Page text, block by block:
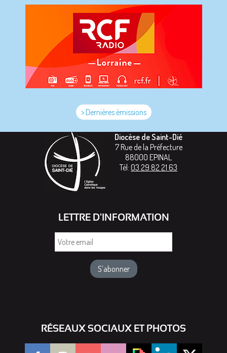
> Dernières émissions
Diocèse de Saint-Dié
7 Rue de la Préfecture
88000 EPINAL
Tél: 03 29 82 21 63
LETTRE D'INFORMATION
RÉSEAUX SOCIAUX ET PHOTOS